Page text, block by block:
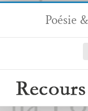
Passer
contenu
Poésie